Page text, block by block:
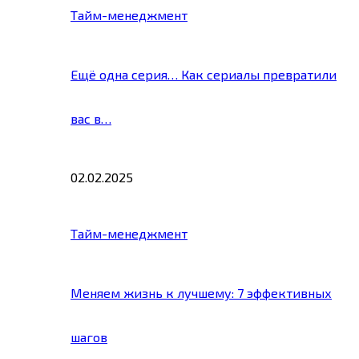
Тайм-менеджмент
Ещё одна серия… Как сериалы превратили
вас в…
02.02.2025
Тайм-менеджмент
Меняем жизнь к лучшему: 7 эффективных
шагов